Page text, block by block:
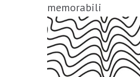
memorabili